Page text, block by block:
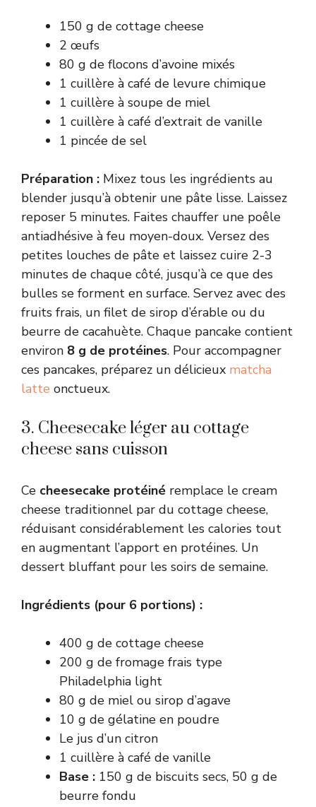
150 g de cottage cheese
2 œufs
80 g de flocons d’avoine mixés
1 cuillère à café de levure chimique
1 cuillère à soupe de miel
1 cuillère à café d’extrait de vanille
1 pincée de sel
Préparation : Mixez tous les ingrédients au
blender jusqu’à obtenir une pâte lisse. Laissez
reposer 5 minutes. Faites chauffer une poêle
antiadhésive à feu moyen-doux. Versez des
petites louches de pâte et laissez cuire 2-3
minutes de chaque côté, jusqu’à ce que des
bulles se forment en surface. Servez avec des
fruits frais, un filet de sirop d’érable ou du
beurre de cacahuète. Chaque pancake contient
environ 8 g de protéines. Pour accompagner
ces pancakes, préparez un délicieux matcha
latte onctueux.
3. Cheesecake léger au cottage
cheese sans cuisson
Ce cheesecake protéiné remplace le cream
cheese traditionnel par du cottage cheese,
réduisant considérablement les calories tout
en augmentant l’apport en protéines. Un
dessert bluffant pour les soirs de semaine.
Ingrédients (pour 6 portions) :
400 g de cottage cheese
200 g de fromage frais type
Philadelphia light
80 g de miel ou sirop d’agave
10 g de gélatine en poudre
Le jus d’un citron
1 cuillère à café de vanille
Base : 150 g de biscuits secs, 50 g de
beurre fondu